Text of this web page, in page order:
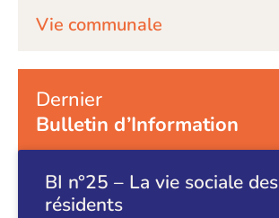
Vie communale
Dernier
Bulletin d’Information
BI n°25 – La vie sociale des
résidents